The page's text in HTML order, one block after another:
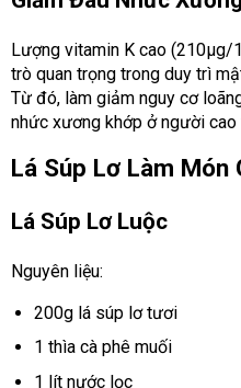
Lượng vitamin K cao
trò quan trọng trong duy trì
Từ đó, làm giảm nguy cơ
nhức xương khớp ở người cao
Lá Súp Lơ Làm Món
Lá Súp Lơ Luộc
Nguyên liệu:
200g lá súp lơ tươi
1 thìa cà phê muối
1 lít nước lọc